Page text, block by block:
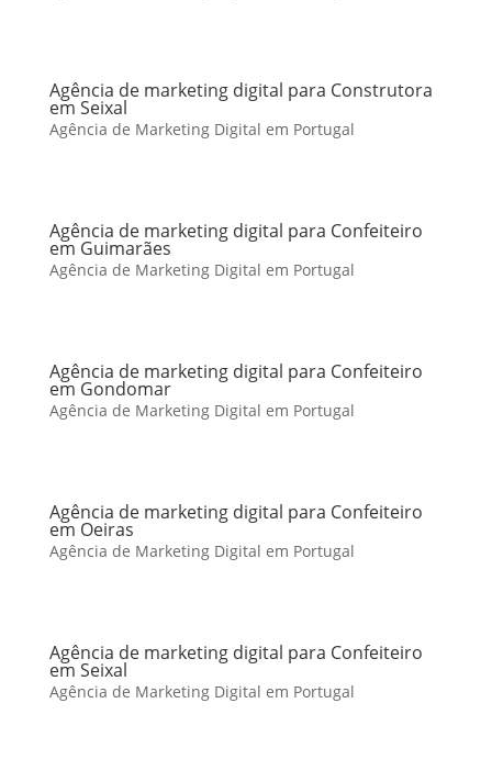
Agência de marketing digital para Construtora
em Seixal
Agência de Marketing Digital em Portugal
Agência de marketing digital para Confeiteiro
em Guimarães
Agência de Marketing Digital em Portugal
Agência de marketing digital para Confeiteiro
em Gondomar
Agência de Marketing Digital em Portugal
Agência de marketing digital para Confeiteiro
em Oeiras
Agência de Marketing Digital em Portugal
Agência de marketing digital para Confeiteiro
em Seixal
Agência de Marketing Digital em Portugal